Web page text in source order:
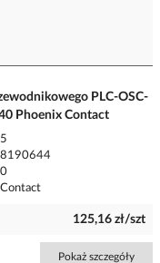
PLC-OSC-
Phoenix Contact
125,16 zł/szt
Pokaż szczegóły